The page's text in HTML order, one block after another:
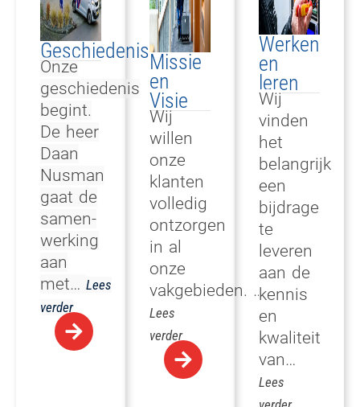
Geschiedenis
Onze
geschiedenis
begint.
De heer
Daan
Nusman
gaat de
samen-
werking
aan
met… Lees
verder
Missie
en
Visie
Wij
willen
onze
klanten
volledig
ontzorgen
in al
onze
vakgebieden. …
Lees
verder
Werken
en
leren
Wij
vinden
het
belangrijk
een
bijdrage
te
leveren
aan de
kennis
en
kwaliteit
van…
Lees